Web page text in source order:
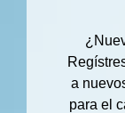
a
para el